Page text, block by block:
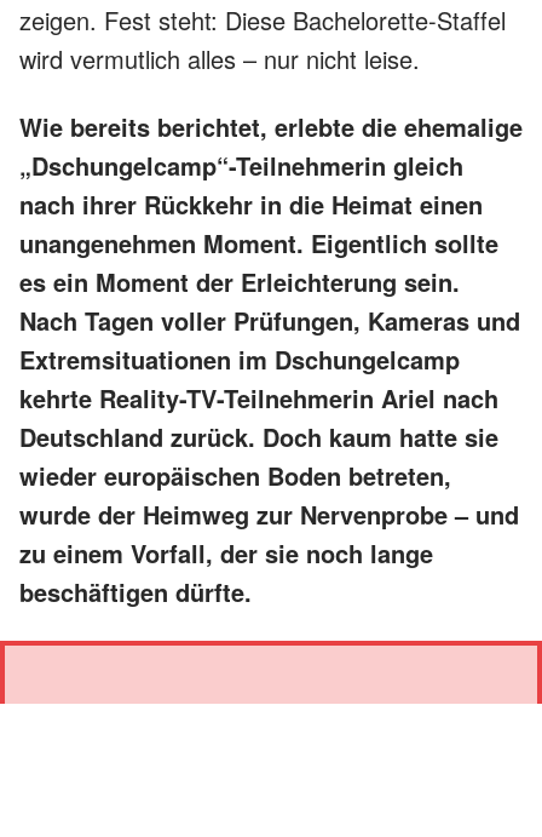
zeigen. Fest steht: Diese Bachelorette-Staffel
wird vermutlich alles – nur nicht leise.
Wie bereits berichtet, erlebte die ehemalige
„Dschungelcamp“-Teilnehmerin gleich
nach ihrer Rückkehr in die Heimat einen
unangenehmen Moment. Eigentlich sollte
es ein Moment der Erleichterung sein.
Nach Tagen voller Prüfungen, Kameras und
Extremsituationen im Dschungelcamp
kehrte Reality-TV-Teilnehmerin Ariel nach
Deutschland zurück. Doch kaum hatte sie
wieder europäischen Boden betreten,
wurde der Heimweg zur Nervenprobe – und
zu einem Vorfall, der sie noch lange
beschäftigen dürfte.